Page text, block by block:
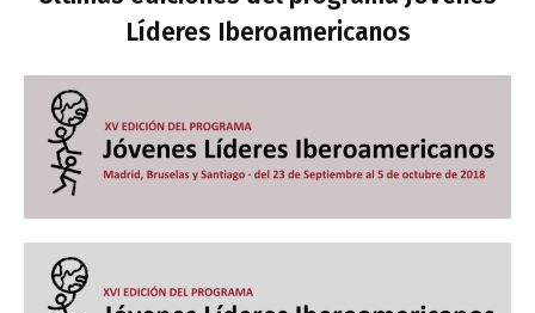
Líderes Iberoamericanos